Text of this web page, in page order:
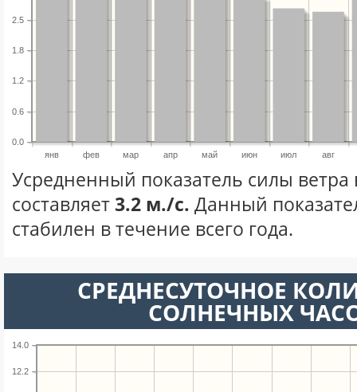
янв фев мар апр май июн июл авг
0.0
0.6
1.2
1.8
2.5
Усредненный показатель силы ветра
составляет3.2 м./с. Данный
стабилен в течение всего года.
СРЕДНЕСУТОЧНОЕ
СОЛНЕЧНЫХ
12.2
14.0